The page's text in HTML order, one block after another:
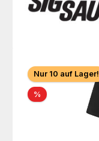
Bildergalerie
Nur 10 auf Lager!
% Rabatt